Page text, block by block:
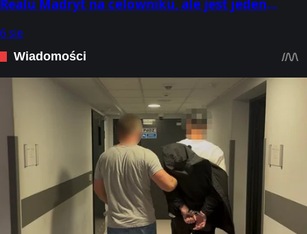
Realu Madryt na celowniku, ale jest jeden
6 sie